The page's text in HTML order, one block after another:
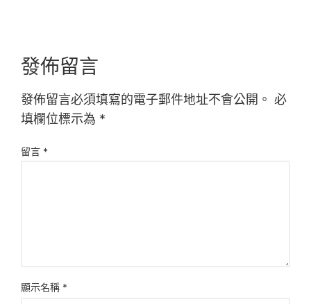
發佈留言
發佈留言必須填寫的電子郵件地址不會公開。 必
填欄位標示為 *
留言 *
顯示名稱 *